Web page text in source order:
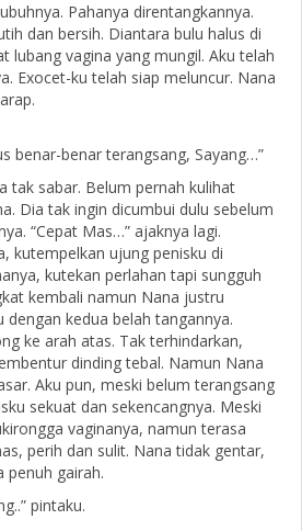
Pahanya direntangkannya.
dan bersih. Diantara bulu halus di
lubang vagina yang mungil. Aku telah
Exocet-ku telah siap meluncur. Nana
benar-benar terangsang, Sayang…”
tak sabar. Belum pernah kulihat
Dia tak ingin dicumbui dulu sebelum
“Cepat Mas…” ajaknya lagi.
kutempelkan ujung penisku di
kutekan perlahan tapi sungguh
kembali namun Nana justru
kedua belah tangannya.
ke arah atas. Tak terhindarkan,
dinding tebal. Namun Nana
Aku pun, meski belum terangsang
sekuat dan sekencangnya. Meski
vaginanya, namun terasa
perih dan sulit. Nana tidak gentar,
penuh gairah.
pintaku.